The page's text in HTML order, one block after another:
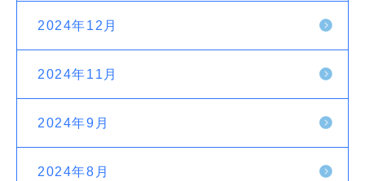
2024年12月
2024年11月
2024年9月
2024年8月